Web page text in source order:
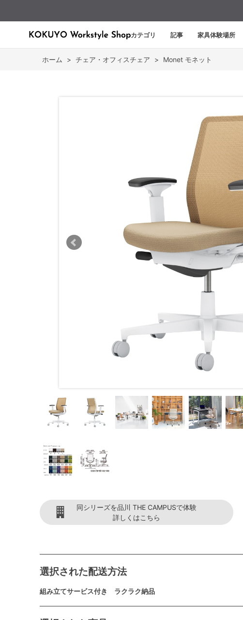
カテゴリ 記事 家具体験場所
ホーム > チェア・オフィスチェア > Monet モネット
同シリーズを品川 THE CAMPUSで体験
詳しくはこちら
選択された配送方法
組み立てサービス付き ラクラク納品